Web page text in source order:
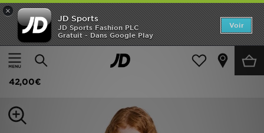
×
JD Sports
JD Sports Fashion PLC
Gratuit - Dans Google Play
Voir
Accueil
Enfant Vêtements Enfant (3-7 ans) T-Shirts et Polos
adidas Originals Ensemble T-shirt/short Firebird Enfant
42,00€
Accueil
Nouveautés
Enfant